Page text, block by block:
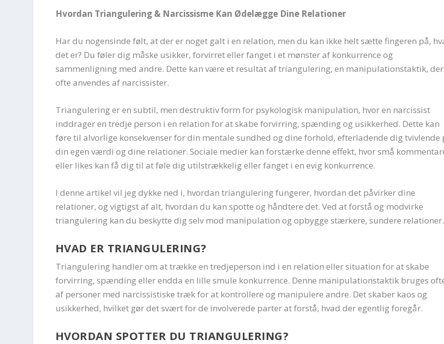
Hvordan Triangulering & Narcissisme Kan Ødelægge Dine Relationer
Har du nogensinde følt, at der er noget galt i en relation, men du kan ikke helt sætte fingeren på,
det er? Du føler dig måske usikker, forvirret eller fanget i et mønster af konkurrence og
sammenligning med andre. Dette kan være et resultat af triangulering, en manipulationstaktik, der
ofte anvendes af narcissister.
Triangulering er en subtil, men destruktiv form for psykologisk manipulation, hvor en narcissist
inddrager en tredje person i en relation for at skabe forvirring, spænding og usikkerhed. Dette kan
føre til alvorlige konsekvenser for din mentale sundhed og dine forhold, efterladende dig tvivlende
din egen værdi og dine relationer. Sociale medier kan forstærke denne effekt, hvor små
eller likes kan få dig til at føle dig utilstrækkelig eller fanget i en evig konkurrence.
I denne artikel vil jeg dykke ned i, hvordan triangulering fungerer, hvordan det påvirker dine
relationer, og vigtigst af alt, hvordan du kan spotte og håndtere det. Ved at forstå og modvirke
triangulering kan du beskytte dig selv mod manipulation og opbygge stærkere, sundere relationer.
HVAD ER TRIANGULERING?
Triangulering handler om at trække en tredjeperson ind i en relation eller situation for at skabe
forvirring, spænding eller endda en lille smule konkurrence. Denne manipulationstaktik bruges
af personer med narcissistiske træk for at kontrollere og manipulere andre. Det skaber kaos og
usikkerhed, hvilket gør det svært for de involverede parter at forstå, hvad der egentlig foregår.
HVORDAN SPOTTER DU TRIANGULERING?